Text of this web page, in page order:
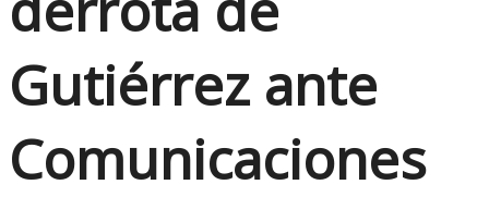
Gutiérrez ante
Comunicaciones